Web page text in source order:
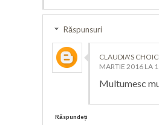
Răspunsuri
CLAUDIA'S
MARTIE 2016 LA
Multumesc
Răspundeți